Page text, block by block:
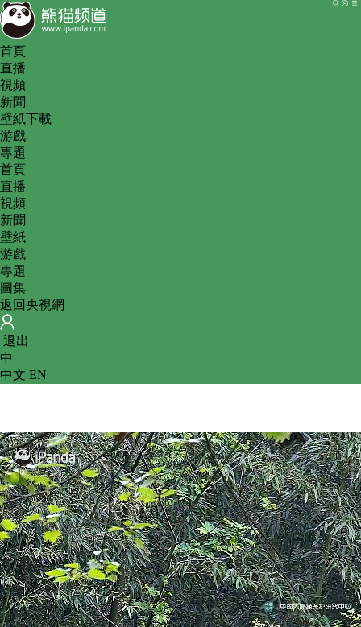
首頁
直播
視頻
新聞
壁紙下載
游戲
專題
首頁
直播
視頻
新聞
壁紙
游戲
專題
圖集
返回央視網
退出
中
中文 EN